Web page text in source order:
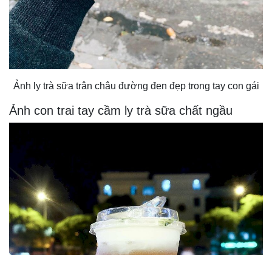
Ảnh ly trà sữa trân châu đường đen đẹp trong tay con gái
Ảnh con trai tay cầm ly trà sữa chất ngầu